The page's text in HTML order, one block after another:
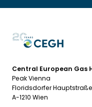
Central European Gas
Peak Vienna
Floridsdorfer Hauptstraße
A-1210 Wien